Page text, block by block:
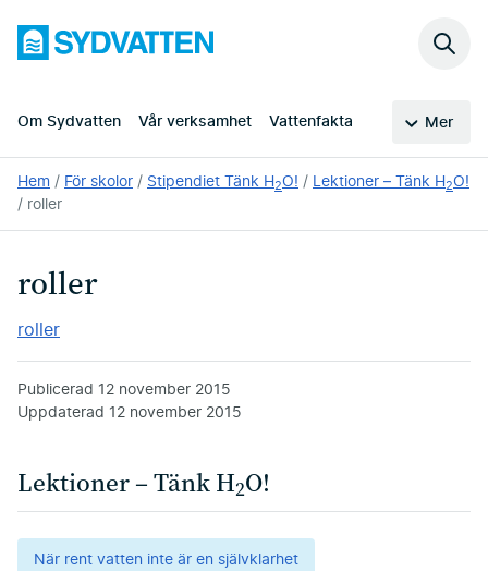
huvudinnehållet
Sydvatten
Om Sydvatten Vår verksamhet Vattenfakta Mer
Sök
Du
är
här:
Hem För skolor Stipendiet Tänk H 2O! Lektioner – Tänk H 2O!
roller
roller
roller
Publicerad 12 november 2015
Uppdaterad 12 november 2015
Lektioner – Tänk H2O!
När rent vatten inte är en självklarhet